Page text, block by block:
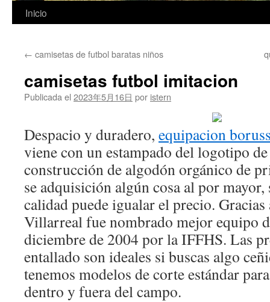
Saltar
contenido
Inicio
← camisetas de futbol baratas niños
camisetas futbol imitacion
Publicada el 2023年5月16日 por istern
Despacio y duradero, equipacion
viene con un estampado del logotipo
construcción de algodón orgánico de
se adquisición algún cosa al por
calidad puede igualar el precio. Gracias
Villarreal fue nombrado mejor equipo
diciembre de 2004 por la IFFHS. Las
entallado son ideales si buscas algo
tenemos modelos de corte estándar
dentro y fuera del campo.